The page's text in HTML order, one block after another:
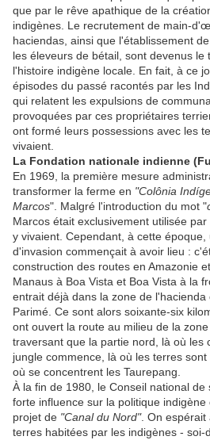
que par le rêve apathique de la
indigènes. Le recrutement de main-
haciendas, ainsi que l'établissement
les éleveurs de bétail, sont devenus le
l'histoire indigène locale. En fait, à ce
épisodes du passé racontés par les
qui relatent les expulsions de
provoquées par ces propriétaires
ont formé leurs possessions avec les
vivaient.
La Fondation nationale indienne
En 1969, la première mesure
transformer la ferme en "Colônia
Marcos". Malgré l'introduction du mot "
Marcos était exclusivement utilisée
y vivaient. Cependant, à cette
d'invasion commençait à avoir lieu :
construction des routes en Amazonie
Manaus à Boa Vista et Boa Vista à la
entrait déjà dans la zone de
Parimé. Ce sont alors soixante-six
ont ouvert la route au milieu de la
traversant que la partie nord, là où les
jungle commence, là où les terres
où se concentrent les Taurepang.
À la fin de 1980, le Conseil national
forte influence sur la politique indigène
projet de "Canal du Nord". On espérait
terres habitées par les indigènes - soi-